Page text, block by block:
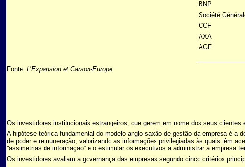
BNP
Société
CCF
AXA
AGF
Fonte: L’Expansion et Carson-Europe.
Os investidores institucionais estrangeiros, que gerem em nome dos seus
A hipótese teórica fundamental do modelo anglo-saxão de gestão da empresa é
de poder e remuneração, valorizando as informações privilegiadas às quais têm
“assimetrias de informação” e o estimular os executivos a administrar a empresa
Os investidores avaliam a governança das empresas segundo cinco critérios